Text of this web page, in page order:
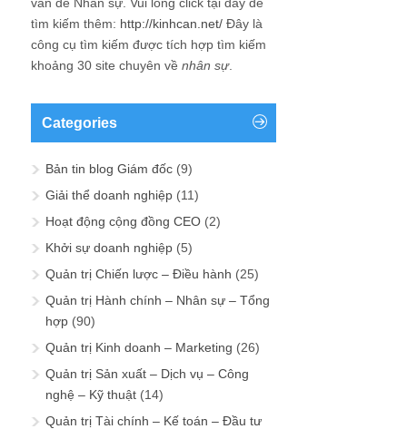
tìm kiếm thêm: http://kinhcan.net/ Đây là
công cụ tìm kiếm được tích hợp tìm kiếm
khoảng 30 site chuyên về nhân sự.
Categories
Bản tin blog Giám đốc (9)
Giải thể doanh nghiệp (11)
Hoạt động cộng đồng CEO (2)
Khởi sự doanh nghiệp (5)
Quản trị Chiến lược – Điều hành (25)
Quản trị Hành chính – Nhân sự – Tổng
hợp (90)
Quản trị Kinh doanh – Marketing (26)
Quản trị Sản xuất – Dịch vụ – Công
nghệ – Kỹ thuật (14)
Quản trị Tài chính – Kế toán – Đầu tư